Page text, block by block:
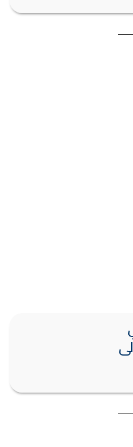
1990 ، في
حلوان في يناير 1995 ليتولى